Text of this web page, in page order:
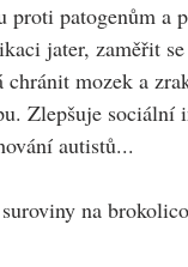
proti patogenům
jater, zaměřit
chránit mozek a
Zlepšuje
autistů...
na